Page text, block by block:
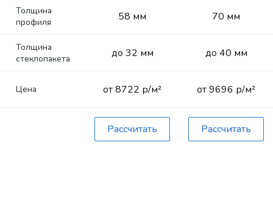
Толщина
профиля
Толщина
стеклопакета
Цена
58 мм
до 32 мм
от 8722 р/м²
Рассчитать
70 мм
до 40 мм
от 9696 р/м²
Рассчитать